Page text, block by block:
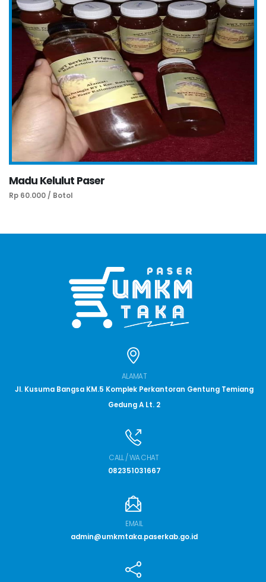
Madu Kelulut Paser
Rp 60.000 / Botol
ALAMAT
Jl. Kusuma Bangsa KM.5 Komplek Perkantoran Gentung Temiang
Gedung A Lt. 2
CALL / WA CHAT
082351031667
EMAIL
admin@umkmtaka.paserkab.go.id